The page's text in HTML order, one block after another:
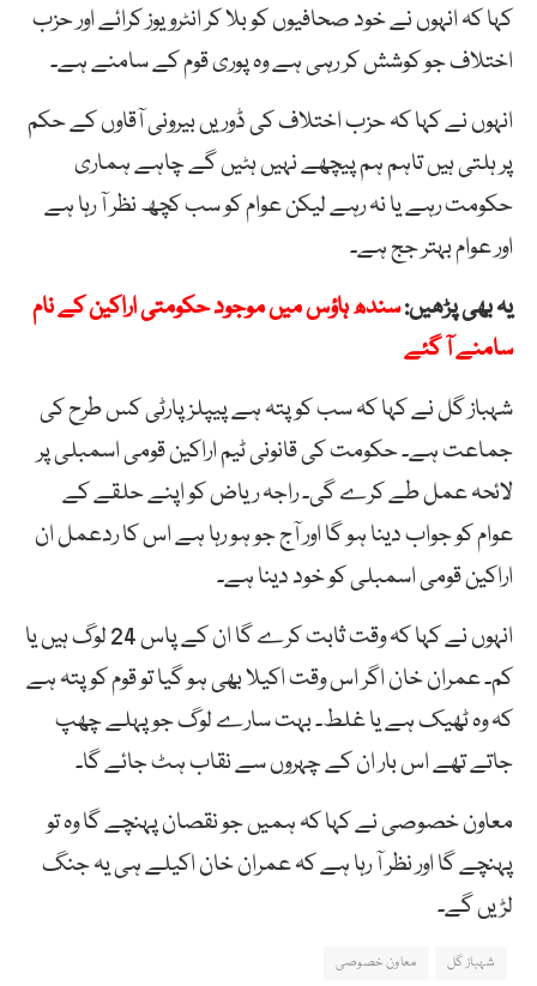
کہا کہ انہوں نے خود صحافیوں کو بلا کر انٹرویوز کرائے اور حزب
اختلاف جو کوشش کر رہی ہے وہ پوری قوم کے سامنے ہے۔
انہوں نے کہا کہ حزب اختلاف کی ڈوریں بیرونی آقاوں کے حکم
پر ہلتی ہیں تاہم ہم پیچھے نہیں ہٹیں گے چاہے ہماری
حکومت رہے یا نہ رہے لیکن عوام کو سب کچھ نظر آ رہا ہے
اور عوام بہتر جج ہے۔
یہ بھی پڑھیں:سندھ ہاؤس میں موجود حکومتی اراکین کے نام
سامنے آ گئے
شہباز گل نے کہا کہ سب کو پتہ ہے پیپلز پارٹی کس طرح کی
جماعت ہے۔ حکومت کی قانونی ٹیم اراکین قومی اسمبلی پر
لائحہ عمل طے کرے گی۔ راجہ ریاض کو اپنے حلقے کے
عوام کو جواب دینا ہو گا اور آج جو ہو رہا ہے اس کا ردعمل ان
اراکین قومی اسمبلی کو خود دینا ہے۔
انہوں نے کہا کہ وقت ثابت کرے گا ان کے پاس 24 لوگ ہیں یا
کم۔ عمران خان اگر اس وقت اکیلا بھی ہو گیا تو قوم کو پتہ ہے
کہ وہ ٹھیک ہے یا غلط۔ بہت سارے لوگ جو پہلے چھپ
جاتے تھے اس بار ان کے چہروں سے نقاب ہٹ جائے گا۔
معاون خصوصی نے کہا کہ ہمیں جو نقصان پہنچے گا وہ تو
پہنچے گا اور نظر آ رہا ہے کہ عمران خان اکیلے ہی یہ جنگ
لڑیں گے۔
شہباز گل معاون خصوصی